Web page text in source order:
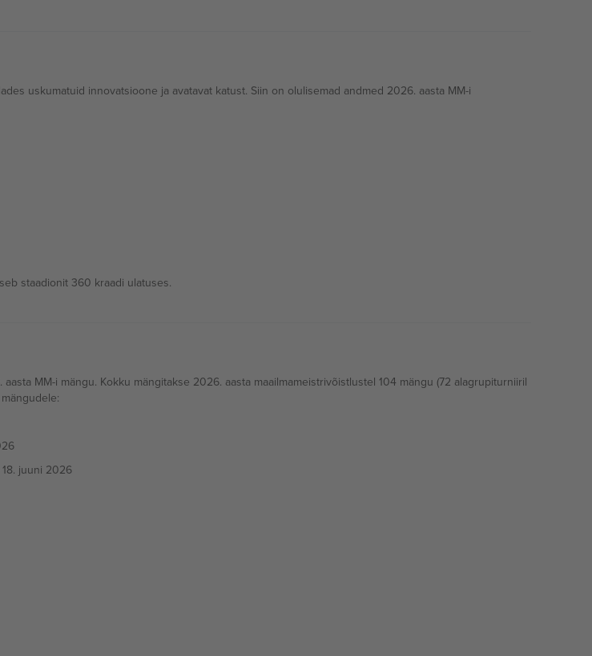
uskumatuid innovatsioone ja avatavat katust. Siin on olulisemad andmed 2026. aasta MM-i
staadionit 360 kraadi ulatuses.
MM-i mängu. Kokku mängitakse 2026. aasta maailmameistrivõistlustel 104 mängu (72 alagrupiturniiril
juuni 2026